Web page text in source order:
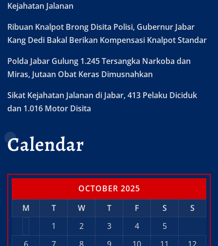
Kejahatan Jalanan
Ribuan Knalpot Brong Disita Polisi, Gubernur Jabar
Kang Dedi Bakal Berikan Kompensasi Knalpot Standar
Polda Jabar Gulung 1.245 Tersangka Narkoba dan
Miras, Jutaan Obat Keras Dimusnahkan
Sikat Kejahatan Jalanan di Jabar, 413 Pelaku Diciduk
dan 1.016 Motor Disita
Calendar
OCTOBER 2025
M
T W T F S
S
1
2 3 4
5